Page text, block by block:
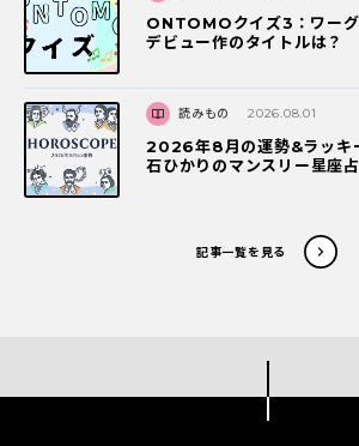
ONTOMOクイズ3：ワー
デビュー作のタイトルは？
読みもの 2026.08.01
2026年8月の運勢&ラッキ
石ひかりのマンスリー星座
記事一覧を見る